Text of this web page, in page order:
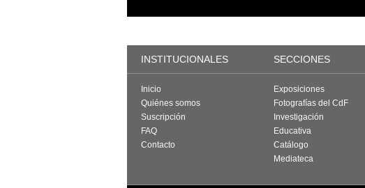
INSTITUCIONALES SECCIONES
Inicio
Quiénes somos
Suscripción
FAQ
Contacto
Exposiciones
Fotografías del CdF
Investigación
Educativa
Catálogo
Mediateca